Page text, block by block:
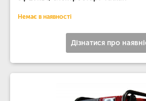
Немає в наявності
Дізнатися про